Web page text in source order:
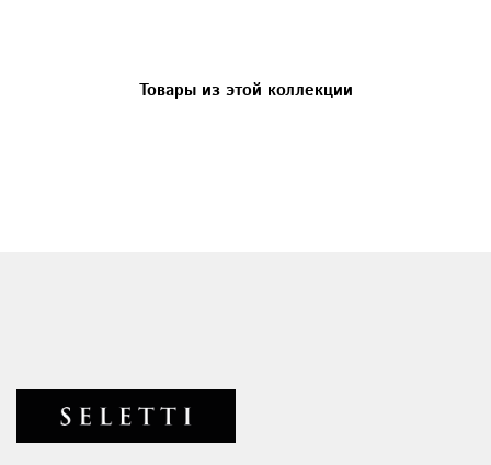
Товары из этой коллекции